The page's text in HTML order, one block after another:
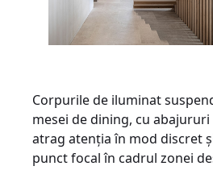
Corpurile de iluminat
mesei de dining, cu
atrag atenția în mod discret
punct focal în cadrul zonei